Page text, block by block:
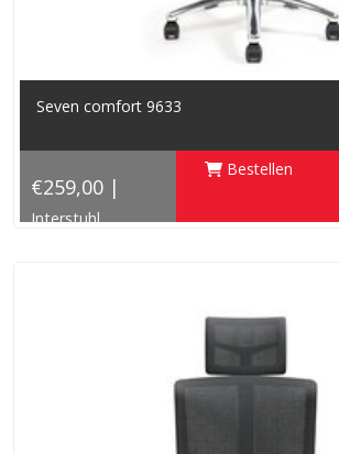
Seven comfort 9633
€259,00 |
Interstuhl
Bestellen